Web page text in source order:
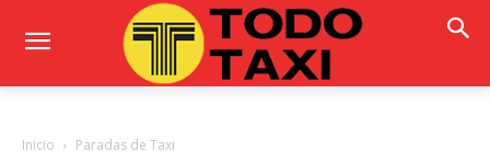
Inicio Paradas de Taxi